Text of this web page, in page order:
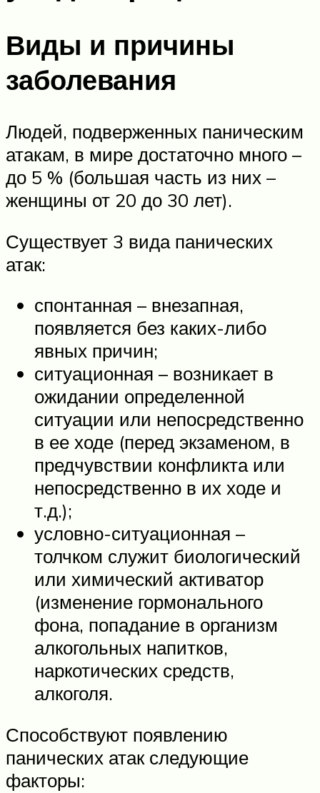
Виды и причины
заболевания
Людей, подверженных паническим
атакам, в мире достаточно много –
до 5 % (большая часть из них –
женщины от 20 до 30 лет).
Существует 3 вида панических
атак:
спонтанная – внезапная,
появляется без каких-либо
явных причин;
ситуационная – возникает в
ожидании определенной
ситуации или непосредственно
в ее ходе (перед экзаменом, в
предчувствии конфликта или
непосредственно в их ходе и
т.д.);
условно-ситуационная –
толчком служит биологический
или химический активатор
(изменение гормонального
фона, попадание в организм
алкогольных напитков,
наркотических средств,
алкоголя.
Способствуют появлению
панических атак следующие
факторы: